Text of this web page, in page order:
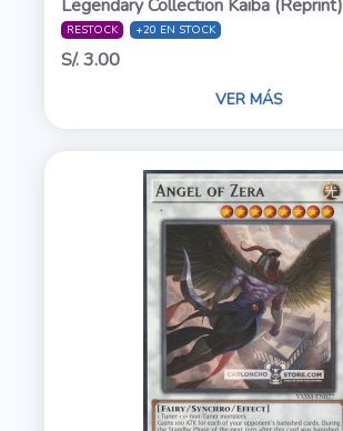
Legendary Collection Kaiba (Reprint)
RESTOCK +20 EN STOCK
S/. 3.00
VER MÁS